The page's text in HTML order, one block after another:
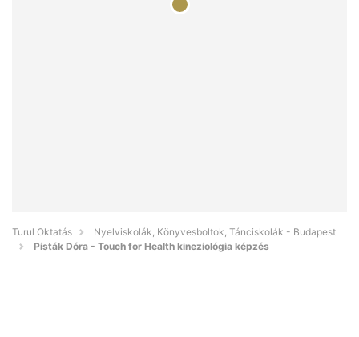
Turul Oktatás
Nyelviskolák, Könyvesboltok, Tánciskolák - Budapest
Pisták Dóra - Touch for Health kineziológia képzés